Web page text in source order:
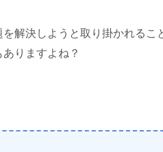
解決しようと取り掛かれるこ
りますよね？